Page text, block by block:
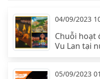
04/09/2023
Chuỗi hoạt
Vu Lan tại
05/09/2023